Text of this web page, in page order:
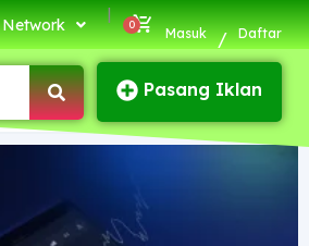
Network
|
Masuk / Daftar
Pasang Iklan